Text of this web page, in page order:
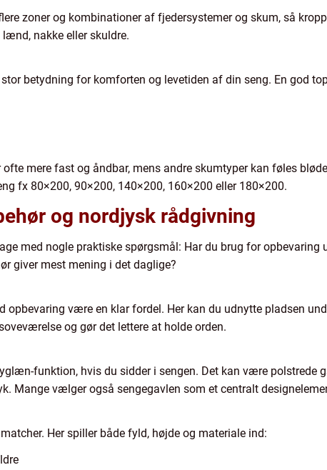
zoner og kombinationer af fjedersystemer og skum, så
nakke eller skuldre.
betydning for komforten og levetiden af din seng. En god
mere fast og åndbar, mens andre skumtyper kan føles
fx 80×200, 90×200, 140×200, 160×200 eller 180×200.
og nordjysk rådgivning
med nogle praktiske spørgsmål: Har du brug for opbevaring
giver mest mening i det daglige?
opbevaring være en klar fordel. Her kan du udnytte pladsen
og gør det lettere at holde orden.
funktion, hvis du sidder i sengen. Det kan være polstrede
Mange vælger også sengegavlen som et centralt
Her spiller både fyld, højde og materiale ind: